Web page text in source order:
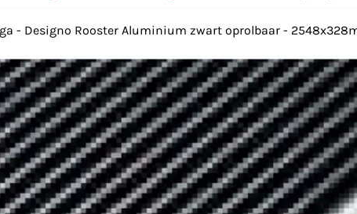
- Designo Rooster Aluminium zwart oprolbaar -